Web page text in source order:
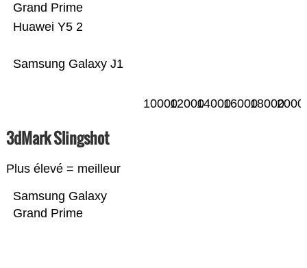
Samsung Galaxy J1
Huawei Y5 2
Grand Prime
1000012000140001600018000
3dMark Slingshot
Plus élevé = meilleur
Samsung Galaxy
Grand Prime